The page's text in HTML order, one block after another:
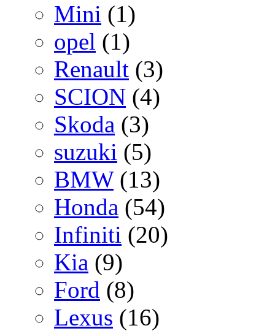
Mini (1)
opel (1)
Renault (3)
SCION (4)
Skoda (3)
suzuki (5)
BMW (13)
Honda (54)
Infiniti (20)
Kia (9)
Ford (8)
Lexus (16)